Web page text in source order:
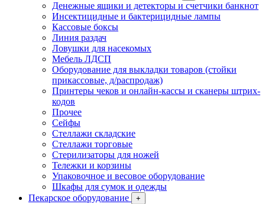
Денежные ящики и детекторы и счетчики банкнот
Инсектицидные и бактерицидные лампы
Кассовые боксы
Линия раздач
Ловушки для насекомых
Мебель ЛДСП
Оборудование для выкладки товаров (стойки
прикассовые, д/распродаж)
Принтеры чеков и онлайн-кассы и сканеры штрих-
кодов
Прочее
Сейфы
Стеллажи складские
Стеллажи торговые
Стерилизаторы для ножей
Тележки и корзины
Упаковочное и весовое оборудование
Шкафы для сумок и одежды
Пекарское оборудование
+